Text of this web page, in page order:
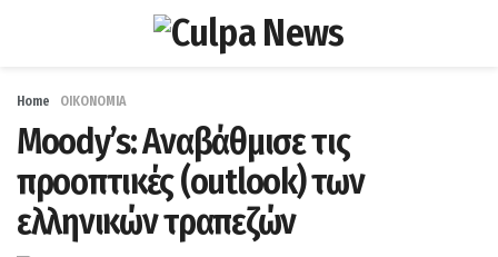
Home ΟΙΚΟΝΟΜΙΑ
Moody’s: Αναβάθμισε τις
προοπτικές (outlook) των
ελληνικών τραπεζών